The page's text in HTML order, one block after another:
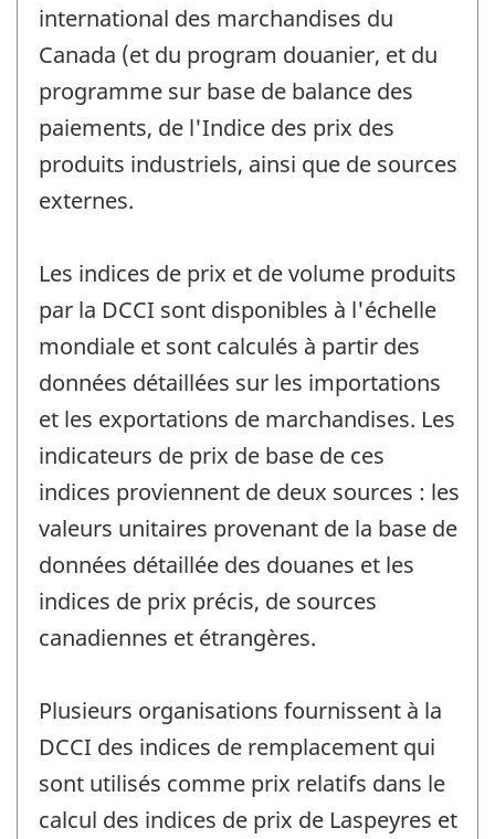
international des marchandises du
Canada (et du program douanier, et du
programme sur base de balance des
paiements, de l'Indice des prix des
produits industriels, ainsi que de sources
externes.
Les indices de prix et de volume produits
par la DCCI sont disponibles à l'échelle
mondiale et sont calculés à partir des
données détaillées sur les importations
et les exportations de marchandises. Les
indicateurs de prix de base de ces
indices proviennent de deux sources : les
valeurs unitaires provenant de la base de
données détaillée des douanes et les
indices de prix précis, de sources
canadiennes et étrangères.
Plusieurs organisations fournissent à la
DCCI des indices de remplacement qui
sont utilisés comme prix relatifs dans le
calcul des indices de prix de Laspeyres et